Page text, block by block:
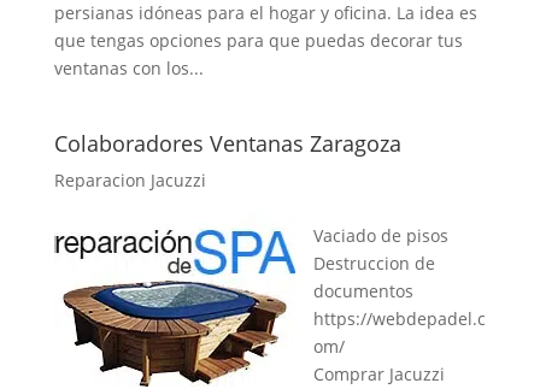
persianas idóneas para el hogar y oficina. La idea es
que tengas opciones para que puedas decorar tus
ventanas con los...
Colaboradores Ventanas Zaragoza
Reparacion Jacuzzi
Vaciado de pisos
Destruccion de
documentos
https://webdepadel.c
om/
Comprar Jacuzzi